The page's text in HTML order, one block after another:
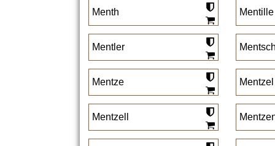
Menth Mentille
Mentler
Mentze Mentzel
Mentzell